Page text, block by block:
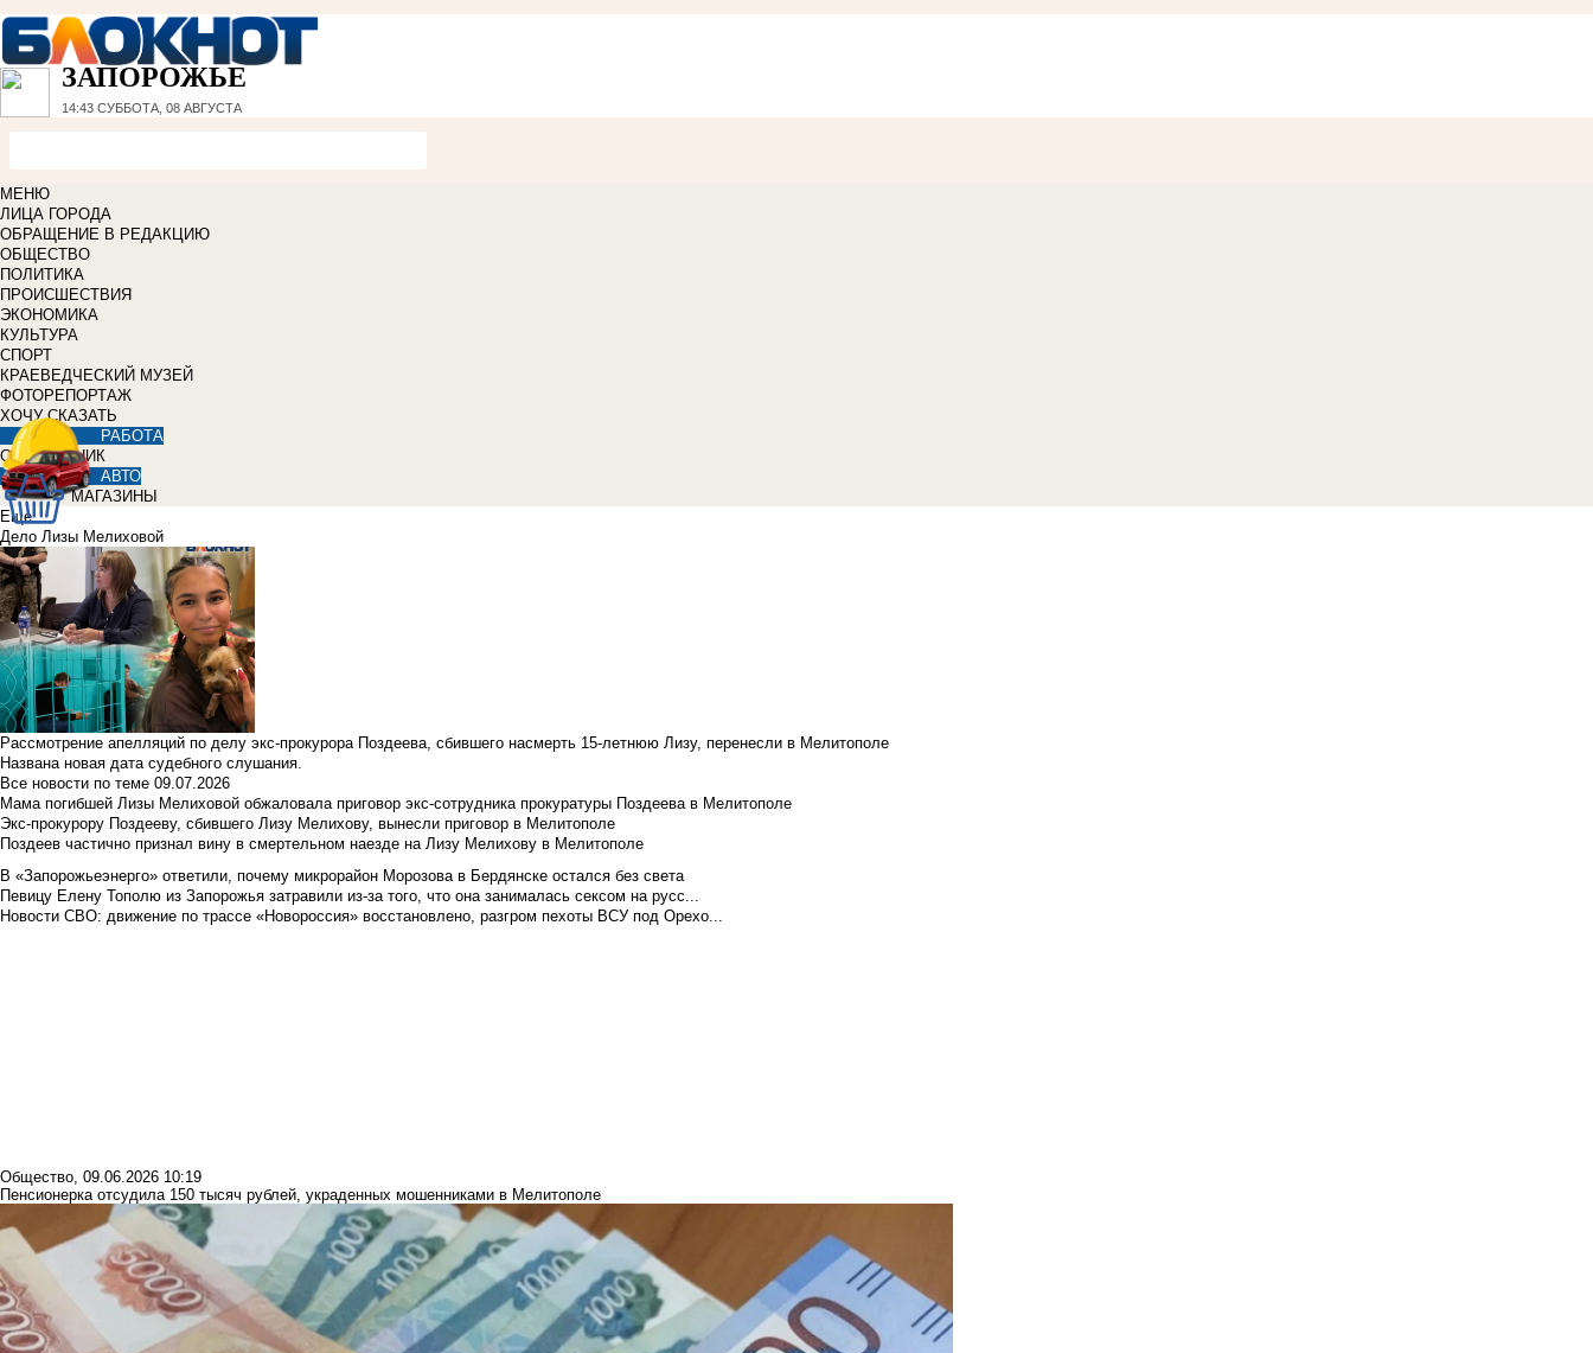
ЗАПОРОЖЬЕ
14:43 СУББОТА, 08 АВГУСТА
МЕНЮ
ЛИЦА ГОРОДА
ОБРАЩЕНИЕ В РЕДАКЦИЮ
ОБЩЕСТВО
ПОЛИТИКА
ПРОИСШЕСТВИЯ
ЭКОНОМИКА
КУЛЬТУРА
СПОРТ
КРАЕВЕДЧЕСКИЙ МУЗЕЙ
ФОТОРЕПОРТАЖ
ХОЧУ СКАЗАТЬ
РАБОТА
СПРАВОЧНИК
АВТО
МАГАЗИНЫ
Еще
Дело Лизы Мелиховой
Рассмотрение апелляций по делу экс-прокурора Поздеева, сбившего насмерть 15-летнюю Лизу, перенесли в Мелитополе
Названа новая дата судебного слушания.
Все новости по теме 09.07.2026
Мама погибшей Лизы Мелиховой обжаловала приговор экс-сотрудника прокуратуры Поздеева в Мелитополе
Экс-прокурору Поздееву, сбившего Лизу Мелихову, вынесли приговор в Мелитополе
Поздеев частично признал вину в смертельном наезде на Лизу Мелихову в Мелитополе
В «Запорожьеэнерго» ответили, почему микрорайон Морозова в Бердянске остался без света
Певицу Елену Тополю из Запорожья затравили из-за того, что она занималась сексом на русс...
Новости СВО: движение по трассе «Новороссия» восстановлено, разгром пехоты ВСУ под Орехо...
Общество, 09.06.2026 10:19
Пенсионерка отсудила 150 тысяч рублей, украденных мошенниками в Мелитополе